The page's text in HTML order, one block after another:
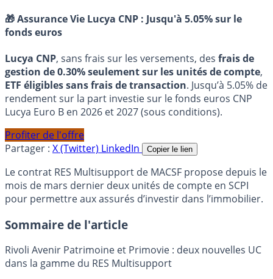
🎁 Assurance Vie Lucya CNP : Jusqu'à 5.05% sur le
fonds euros
Lucya CNP, sans frais sur les versements, des frais de
gestion de 0.30% seulement sur les unités de compte,
ETF éligibles sans frais de transaction. Jusqu’à 5.05% de
rendement sur la part investie sur le fonds euros CNP
Lucya Euro B en 2026 et 2027 (sous conditions).
Profiter de l'offre
Partager : X (Twitter) LinkedIn Copier le lien
Le contrat RES Multisupport de MACSF propose depuis le
mois de mars dernier deux unités de compte en SCPI
pour permettre aux assurés d’investir dans l’immobilier.
Sommaire de l'article
Rivoli Avenir Patrimoine et Primovie : deux nouvelles UC
dans la gamme du RES Multisupport